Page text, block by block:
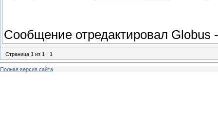
Сообщение отредактировал Globus
Страница 1 из 1 1
Полная версия сайта